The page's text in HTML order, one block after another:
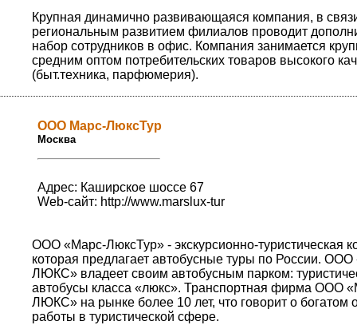
Крупная динамично развивающаяся компания, в
региональным развитием филиалов проводит
набор сотрудников в офис. Компания занимается
средним оптом потребительских товаров высокого
(быт.техника, парфюмерия).
ООО Марс-ЛюксТур
Москва
Адрес: Каширское шоссе 67
Web-сайт: http://www.marslux-tur
ООО «Марс-ЛюксТур» - экскурсионно-туристическая
которая предлагает автобусные туры по России.
ЛЮКС» владеет своим автобусным парком:
автобусы класса «люкс». Транспортная фирма ООО
ЛЮКС» на рынке более 10 лет, что говорит о богатом
работы в туристической сфере.